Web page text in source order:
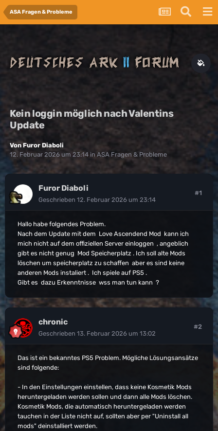
ASA Fragen & Probleme
Kein loggin möglich nach Valentins
Update
VonFuror Diaboli
12. Februar 2026 um 23:14 in ASA Fragen & Probleme
Furor Diaboli
Geschrieben 12. Februar 2026 um 23:14
#1
Hallo habe folgendes Problem.
Nach dem Update mit dem Love Ascendend Mod kann ich
mich nicht auf dem offiziellen Server einloggen , angeblich
gibt es nicht genug Mod Speicherplatz . Ich soll alte Mods
löschen um speicherplatz zu schaffen aber es sind keine
anderen Mods instaliert . Ich spiele auf PS5 .
Gibt es dazu Erkenntnisse wss man tun kann ?
chronic
Geschrieben 13. Februar 2026 um 13:02
#2
Das ist ein bekanntes PS5 Problem. Mögliche Lösungsansätze
sind folgende:
- In den Einstellungen einstellen, dass keine Kosmetik Mods
heruntergeladen werden sollen und dann alle Mods löschen.
Kosmetik Mods, die automatisch heruntergeladen werden
tauchen in der Liste nicht auf, sollten aber per "Uninstall all
mods" deinstalliert werden.